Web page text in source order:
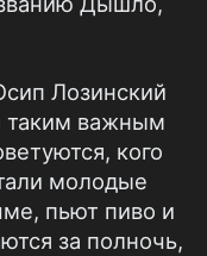
Лозинский
таким важным
кого
молодые
пьют пиво и
за полночь,